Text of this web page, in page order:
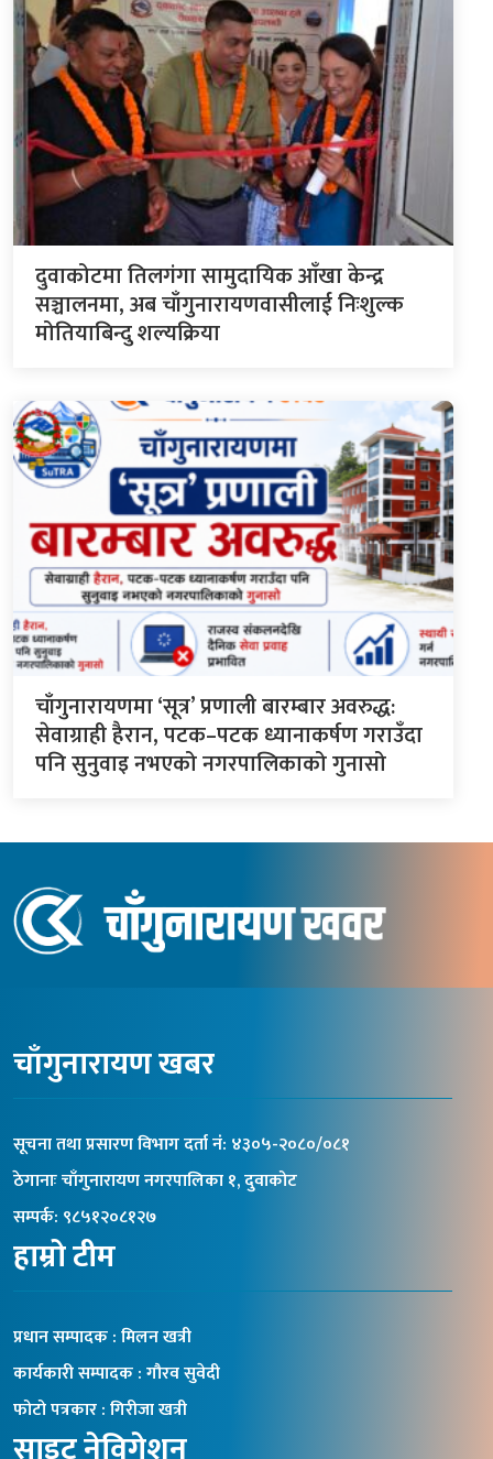
दुवाकोटमा तिलगंगा सामुदायिक आँखा केन्द्र
सञ्चालनमा, अब चाँगुनारायणवासीलाई निःशुल्क
मोतियाबिन्दु शल्यक्रिया
चाँगुनारायणमा ‘सूत्र’ प्रणाली बारम्बार अवरुद्ध:
सेवाग्राही हैरान, पटक–पटक ध्यानाकर्षण गराउँदा
पनि सुनुवाइ नभएको नगरपालिकाको गुनासो
चाँगुनारायण खबर
सूचना तथा प्रसारण विभाग दर्ता नंं: ४३०५-२०८०/०८१
ठेगानाः चाँगुनारायण नगरपालिका १, दुवाकोट
सम्पर्क: ९८५१२०८१२७
हाम्रो टीम
प्रधान सम्पादक : मिलन खत्री
कार्यकारी सम्पादक : गौरव सुवेदी
फोटो पत्रकार : गिरीजा खत्री